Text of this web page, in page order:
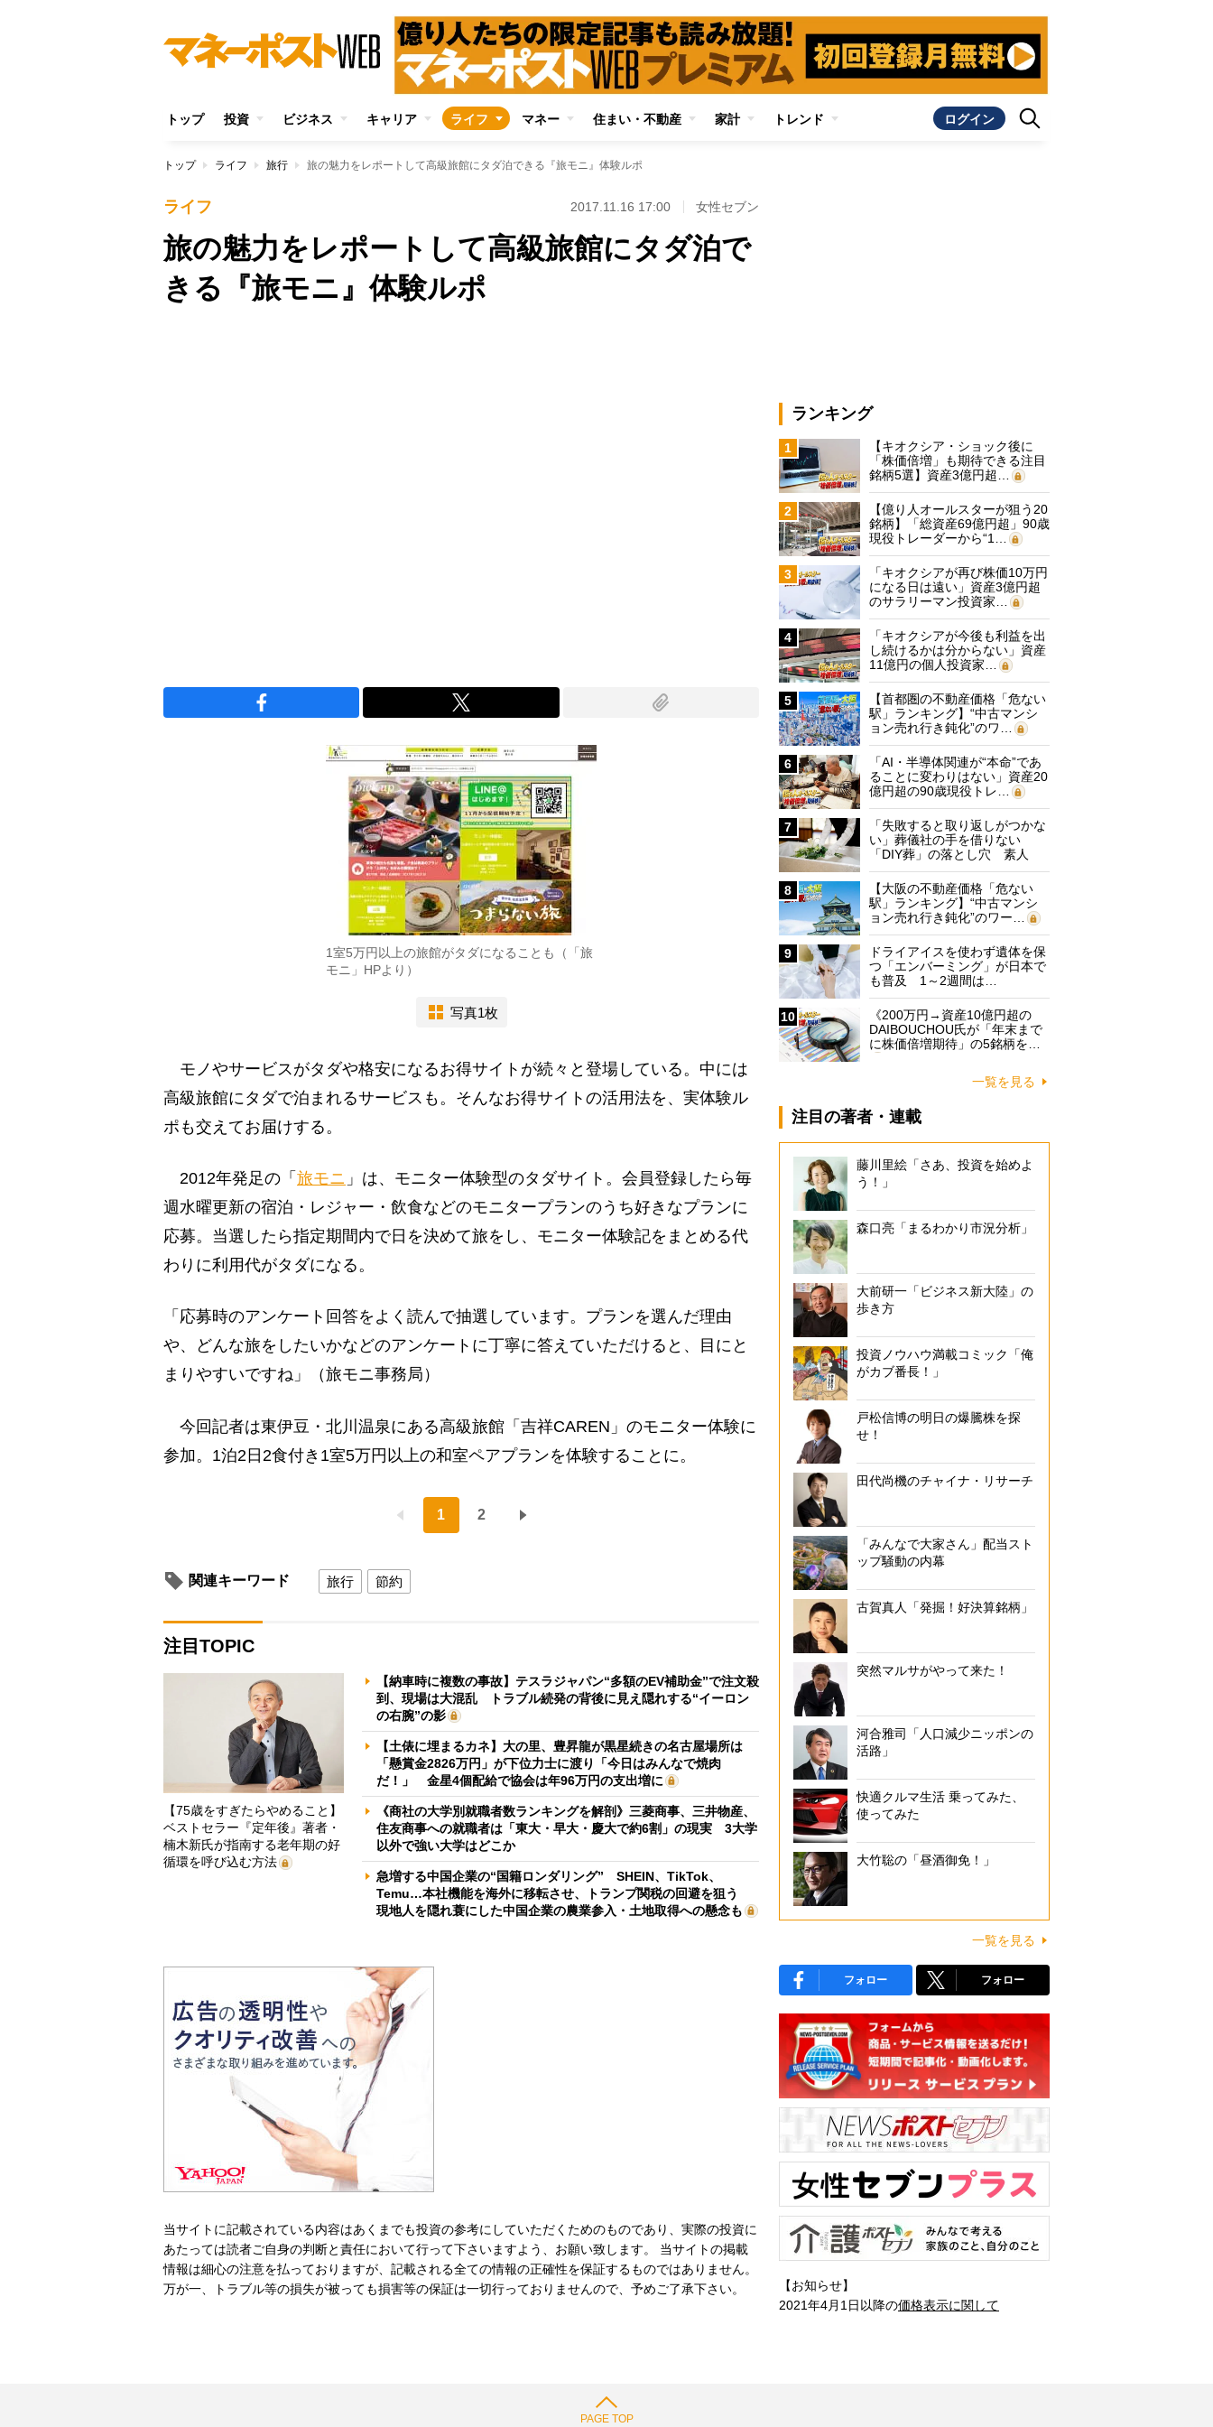
トップ 投資 ビジネス キャリア ライフ マネー 住まい・不動産 家計 トレンド ログイン
トップ ライフ 旅行 旅の魅力をレポートして高級旅館にタダ泊できる『旅モニ』体験ルポ
ライフ 2017.11.16 17:00 女性セブン
旅の魅力をレポートして高級旅館にタダ泊で
きる『旅モニ』体験ルポ
1室5万円以上の旅館がタダになることも（「旅
モニ」HPより）
写真1枚
モノやサービスがタダや格安になるお得サイトが続々と登場している。中には
高級旅館にタダで泊まれるサービスも。そんなお得サイトの活用法を、実体験ル
ポも交えてお届けする。
2012年発足の「 旅モニ 」は、モニター体験型のタダサイト。会員登録したら毎
週水曜更新の宿泊・レジャー・飲食などのモニタープランのうち好きなプランに
応募。当選したら指定期間内で日を決めて旅をし、モニター体験記をまとめる代
わりに利用代がタダになる。
「応募時のアンケート回答をよく読んで抽選しています。プランを選んだ理由
や、どんな旅をしたいかなどのアンケートに丁寧に答えていただけると、目にと
まりやすいですね」（旅モニ事務局）
今回記者は東伊豆・北川温泉にある高級旅館「吉祥CAREN」のモニター体験に
参加。1泊2日2食付き1室5万円以上の和室ペアプランを体験することに。
1 2
関連キーワード 旅行 節約
注目TOPIC
【75歳をすぎたらやめること】
ベストセラー『定年後』著者・
楠木新氏が指南する老年期の好
循環を呼び込む方法
【納車時に複数の事故】テスラジャパン“多額のEV補助金”で注文殺
到、現場は大混乱 トラブル続発の背後に見え隠れする“イーロン
の右腕”の影
【土俵に埋まるカネ】大の里、豊昇龍が黒星続きの名古屋場所は
「懸賞金2826万円」が下位力士に渡り「今日はみんなで焼肉
だ！」 金星4個配給で協会は年96万円の支出増に
《商社の大学別就職者数ランキングを解剖》三菱商事、三井物産、
住友商事への就職者は「東大・早大・慶大で約6割」の現実 3大学
以外で強い大学はどこか
急増する中国企業の“国籍ロンダリング” SHEIN、TikTok、
Temu…本社機能を海外に移転させ、トランプ関税の回避を狙う
現地人を隠れ蓑にした中国企業の農業参入・土地取得への懸念も
当サイトに記載されている内容はあくまでも投資の参考にしていただくためのものであり、実際の投資に
あたっては読者ご自身の判断と責任において行って下さいますよう、お願い致します。 当サイトの掲載
情報は細心の注意を払っておりますが、記載される全ての情報の正確性を保証するものではありません。
万が一、トラブル等の損失が被っても損害等の保証は一切行っておりませんので、予めご了承下さい。
ランキング
1
【キオクシア・ショック後に
「株価倍増」も期待できる注目
銘柄5選】資産3億円超…
2
【億り人オールスターが狙う20
銘柄】「総資産69億円超」90歳
現役トレーダーから“1…
3
「キオクシアが再び株価10万円
になる日は遠い」資産3億円超
のサラリーマン投資家…
4
「キオクシアが今後も利益を出
し続けるかは分からない」資産
11億円の個人投資家…
5
【首都圏の不動産価格「危ない
駅」ランキング】“中古マンシ
ョン売れ行き鈍化”のワ…
6
「AI・半導体関連が“本命”であ
ることに変わりはない」資産20
億円超の90歳現役トレ…
7
「失敗すると取り返しがつかな
い」葬儀社の手を借りない
「DIY葬」の落とし穴 素人
に…
8
【大阪の不動産価格「危ない
駅」ランキング】“中古マンシ
ョン売れ行き鈍化”のワー…
9
ドライアイスを使わず遺体を保
つ「エンバーミング」が日本で
も普及 1～2週間は…
10
《200万円→資産10億円超の
DAIBOUCHOU氏が「年末まで
に株価倍増期待」の5銘柄を…
一覧を見る
注目の著者・連載
藤川里絵「さあ、投資を始めよ
う！」
森口亮「まるわかり市況分析」
大前研一「ビジネス新大陸」の
歩き方
投資ノウハウ満載コミック「俺
がカブ番長！」
戸松信博の明日の爆騰株を探
せ！
田代尚機のチャイナ・リサーチ
「みんなで大家さん」配当スト
ップ騒動の内幕
古賀真人「発掘！好決算銘柄」
突然マルサがやって来た！
河合雅司「人口減少ニッポンの
活路」
快適クルマ生活 乗ってみた、
使ってみた
大竹聡の「昼酒御免！」
一覧を見る
フォロー フォロー
【お知らせ】
2021年4月1日以降の価格表示に関して
PAGE TOP